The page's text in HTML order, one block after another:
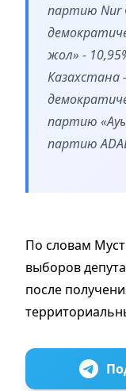
партию Nur
жол» -
Казахстана
партию
партию
По словам
выборов
после